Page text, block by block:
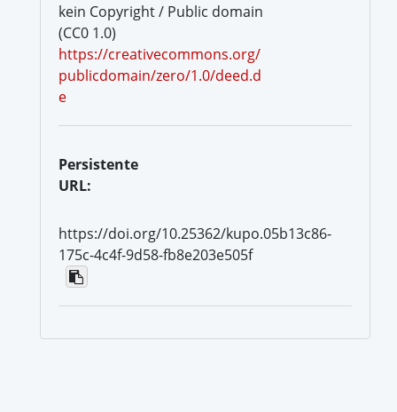
kein Copyright / Public domain
(CC0 1.0)
https://creativecommons.org/
publicdomain/zero/1.0/deed.d
e
Persistente
URL:
https://doi.org/10.25362/kupo.05b13c86-
175c-4c4f-9d58-fb8e203e505f